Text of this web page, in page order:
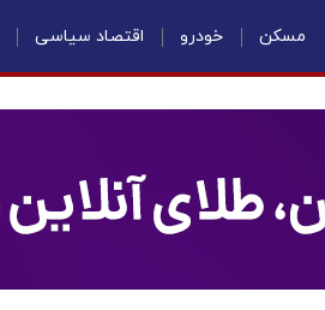
مسکن خودرو اقتصاد سیاسی